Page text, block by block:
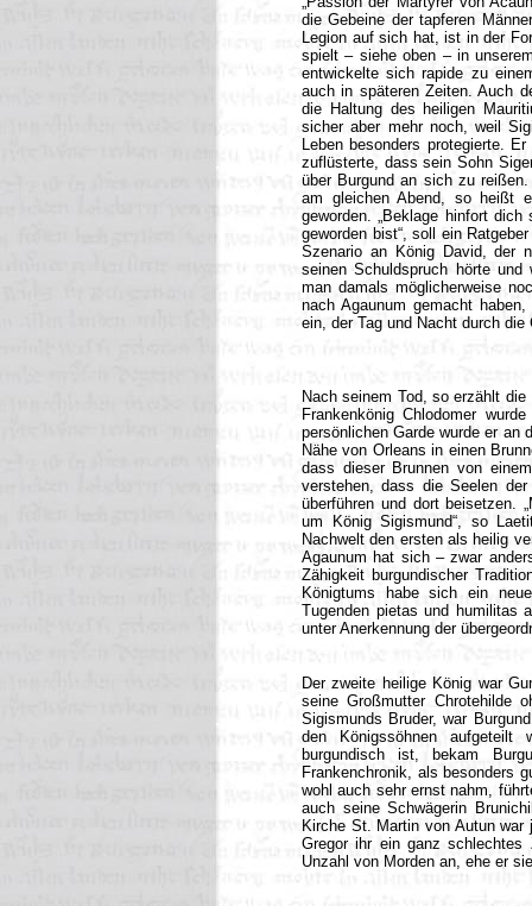
die Gebeine der tapferen
Legion auf sich hat, ist in der
spielt – siehe oben – in
entwickelte sich rapide zu
auch in späteren Zeiten. Auch
die Haltung des heiligen
sicher aber mehr noch, weil
Leben besonders protegierte.
zuflüsterte, dass sein Sohn
über Burgund an sich zu
am gleichen Abend, so heißt
geworden. „Beklage hinfort
geworden bist“, soll ein
Szenario an König David, der
seinen Schuldspruch hörte
man damals möglicherweise
nach Agaunum gemacht
ein, der Tag und Nacht durch
Nach seinem Tod, so erzählt
Frankenkönig Chlodomer
persönlichen Garde wurde er an
Nähe von Orleans in einen
dass dieser Brunnen von
verstehen, dass die Seelen
überführen und dort beisetzen.
um König Sigismund“, so
Nachwelt den ersten als heilig
Agaunum hat sich – zwar
Zähigkeit burgundischer
Königtums habe sich ein
Tugenden pietas und humilitas
unter Anerkennung der
Der zweite heilige König war
seine Großmutter Chrotehilde
Sigismunds Bruder, war
den Königssöhnen aufgeteilt
burgundisch ist, bekam
Frankenchronik, als besonders
wohl auch sehr ernst nahm,
auch seine Schwägerin
Kirche St. Martin von Autun
Gregor ihr ein ganz schlechtes
Unzahl von Morden an, ehe er